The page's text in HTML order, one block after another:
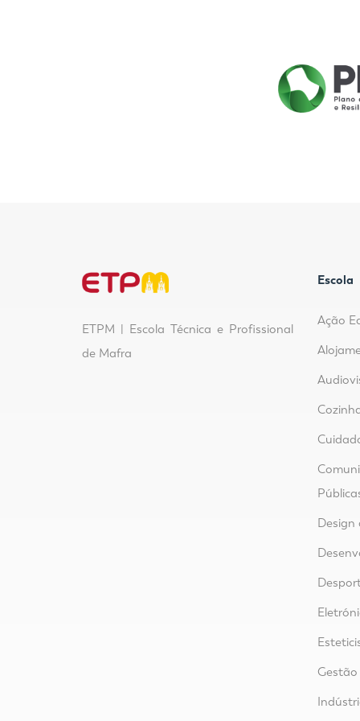
ETPM | Escola Técnica e Profissional
de Mafra
Escola
Ação
Design